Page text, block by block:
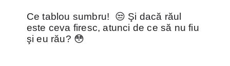
Ce tablou sumbru! 😒 Şi dacă răul
este ceva firesc, atunci de ce să nu fiu
şi eu rău? 😳